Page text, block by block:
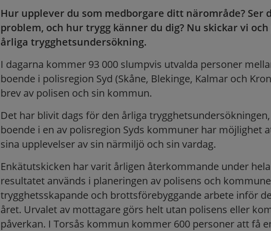
Hur upplever du som medborgare ditt närområde? Ser
problem, och hur trygg känner du dig? Nu skickar vi
årliga trygghetsundersökning.
I dagarna kommer 93 000 slumpvis utvalda personer
boende i polisregion Syd (Skåne, Blekinge, Kalmar och
brev av polisen och sin kommun.
Det har blivit dags för den årliga
boende i en av polisregion Syds kommuner har möjlighet
sina upplevelser av sin närmiljö och sin vardag.
Enkätutskicken har varit årligen återkommande under
resultatet används i planeringen av polisens och
trygghetsskapande och brottsförebyggande arbete inför
året. Urvalet av mottagare görs helt utan polisens eller
påverkan. I Torsås kommun kommer 600 personer att få